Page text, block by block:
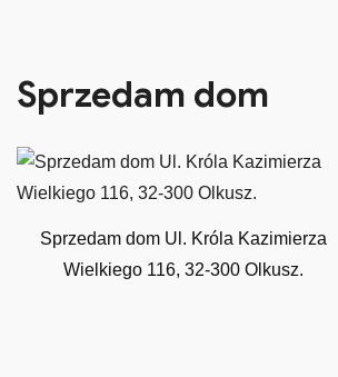
Sprzedam dom
Sprzedam dom Ul. Króla Kazimierza
Wielkiego 116, 32-300 Olkusz.